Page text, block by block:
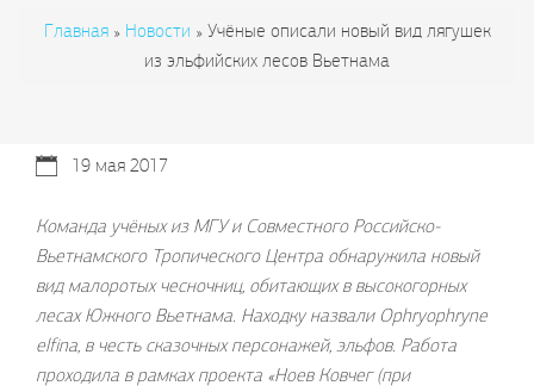
Вы здесь
Главная » Новости » Учёные описали новый вид лягушек
из эльфийских лесов Вьетнама
19 мая 2017
Команда учёных из МГУ и Совместного Российско-
Вьетнамского Тропического Центра обнаружила новый
вид малоротых чесночниц, обитающих в высокогорных
лесах Южного Вьетнама. Находку назвали Ophryophryne
elfina, в честь сказочных персонажей, эльфов. Работа
проходила в рамках проекта «Ноев Ковчег (при